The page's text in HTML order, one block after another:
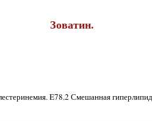
Зоватин.
E78.2 Смешанная